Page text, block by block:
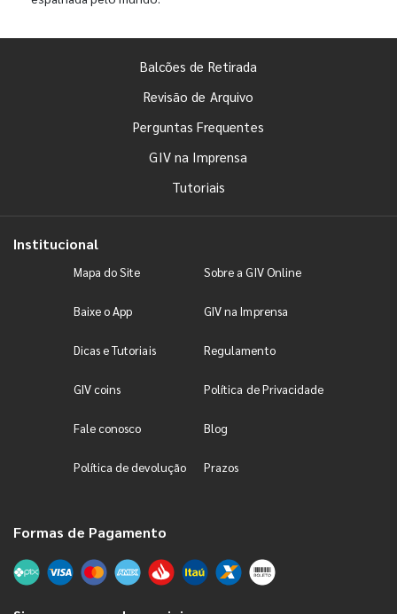
Balcões de Retirada
Revisão de Arquivo
Perguntas Frequentes
GIV na Imprensa
Tutoriais
Institucional
Mapa do Site Sobre a GIV Online
Baixe o App GIV na Imprensa
Dicas e Tutoriais Regulamento
GIV coins Política de Privacidade
Fale conosco Blog
Política de devolução Prazos
Formas de Pagamento